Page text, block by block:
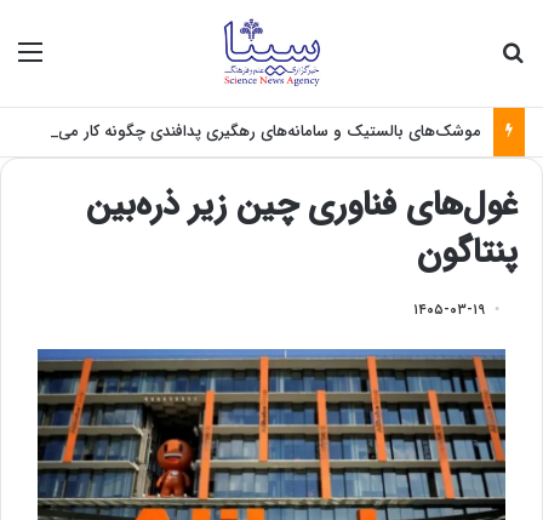
موشک‌های بالستیک و سامانه‌های رهگیری پدافندی چگونه کار می کنند؟
غول‌های فناوری چین زیر ذره‌بین
پنتاگون
۱۴۰۵-۰۳-۱۹